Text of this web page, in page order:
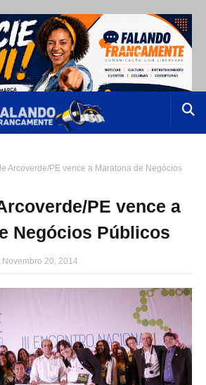
Arcoverde/PE vence a Maratona de Negócios
PE vence a
Negócios Públicos
Novembro 20, 2014